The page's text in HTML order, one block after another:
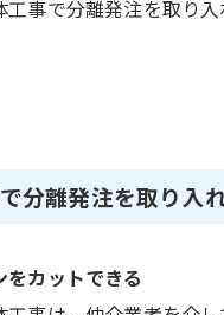
事で分離発注を取り
分離発注を取り入
をカットできる